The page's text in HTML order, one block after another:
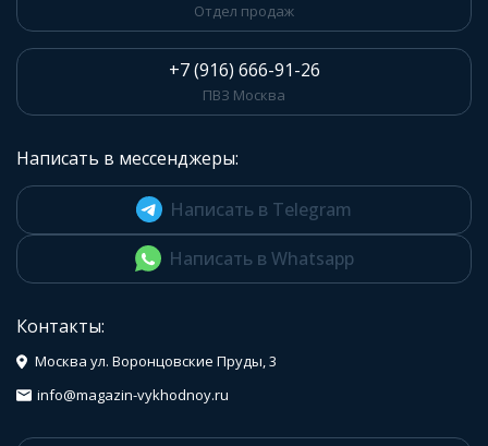
Отдел продаж
+7 (916) 666-91-26
ПВЗ Москва
Написать в мессенджеры:
Написать в Telegram
Написать в Whatsapp
Контакты:
Москва ул. Воронцовские Пруды, 3
info@magazin-vykhodnoy.ru